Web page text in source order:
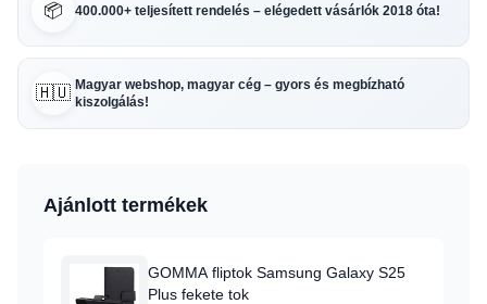
📦 400.000+ teljesített rendelés – elégedett vásárlók 2018 óta!
🇭🇺 Magyar webshop, magyar cég – gyors és megbízható
kiszolgálás!
Ajánlott termékek
GOMMA fliptok Samsung Galaxy S25
Plus fekete tok